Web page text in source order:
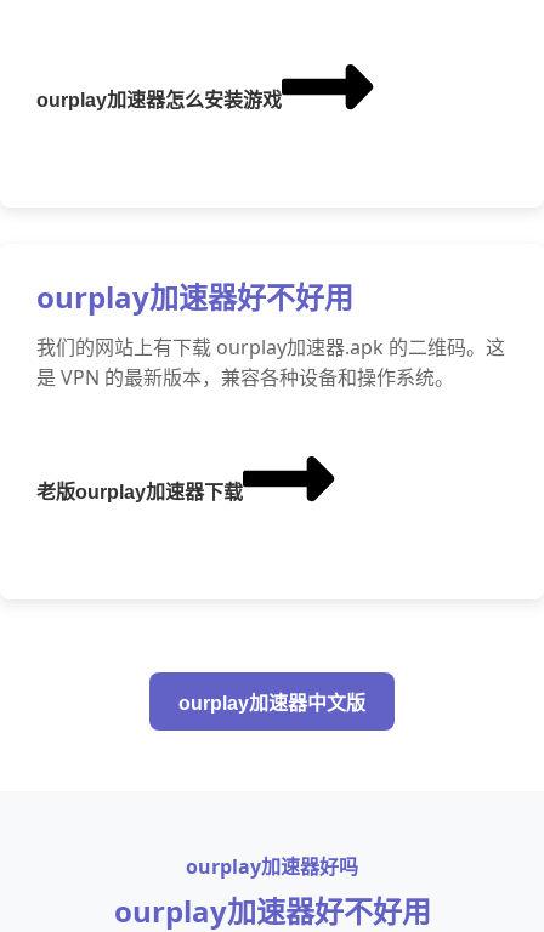
ourplay加速器怎么安装游戏
ourplay加速器好不好用
我们的网站上有下载 ourplay加速器.apk 的二维码。这
是 VPN 的最新版本，兼容各种设备和操作系统。
老版ourplay加速器下载
ourplay加速器中文版
ourplay加速器好吗
ourplay加速器好不好用